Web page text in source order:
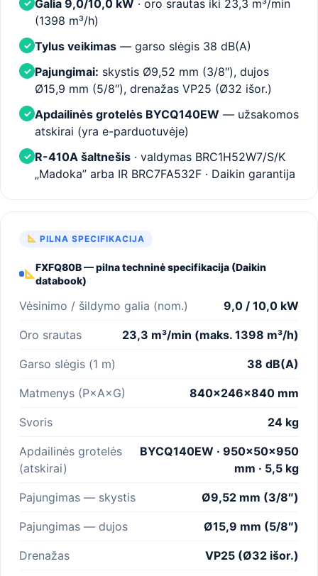
✓ Galia 9,0/10,0 kW · oro srautas iki 23,3 m³/min
(1398 m³/h)
✓ Tylus veikimas — garso slėgis 38 dB(A)
✓ Pajungimai: skystis Ø9,52 mm (3/8″), dujos
Ø15,9 mm (5/8″), drenažas VP25 (Ø32 išor.)
✓ Apdailinės grotelės BYCQ140EW — užsakomos
atskirai (yra e-parduotuvėje)
✓ R-410A šaltnešis · valdymas BRC1H52W7/S/K
„Madoka” arba IR BRC7FA532F · Daikin garantija
PILNA SPECIFIKACIJA
FXFQ80B — pilna techninė specifikacija (Daikin
databook)
Vėsinimo / šildymo galia (nom.) 9,0 / 10,0 kW
Oro srautas 23,3 m³/min (maks. 1398 m³/h)
Garso slėgis (1 m) 38 dB(A)
Matmenys (P×A×G) 840×246×840 mm
Svoris 24 kg
Apdailinės grotelės
(atskirai)
BYCQ140EW · 950×50×950
mm · 5,5 kg
Pajungimas — skystis Ø9,52 mm (3/8″)
Pajungimas — dujos Ø15,9 mm (5/8″)
Drenažas VP25 (Ø32 išor.)